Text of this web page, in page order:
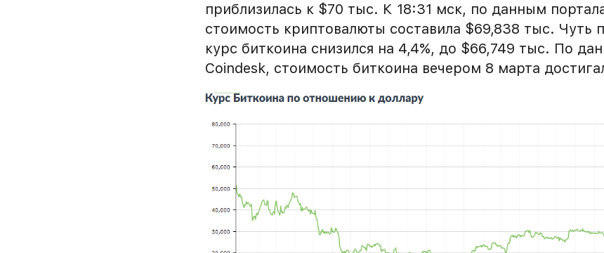
приблизилась к $70 тыс. К 18:31 мск, по данным
стоимость криптовалюты составила $69,838 тыс. Чуть
курс биткоина снизился на 4,4%, до $66,749 тыс. По
Coindesk, стоимость биткоина вечером 8 марта